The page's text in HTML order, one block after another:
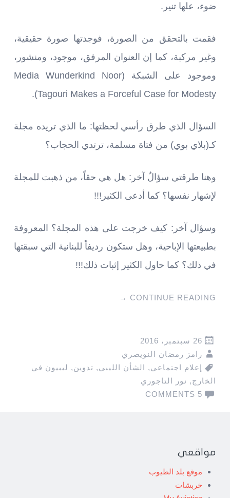
ضوء، علها تنير.
فقمت بالتحقق من الصورة، فوجدتها صورة حقيقية،
وغير مركبة، كما إن العنوان المرفق، موجود، ومنشور،
وموجود على الشبكة (Media Wunderkind Noor
Tagouri Makes a Forceful Case for Modesty).
السؤال الذي طرق رأسي لحظتها: ما الذي تريده مجلة
كـ(بلاي بوي) من فتاة مسلمة، ترتدي الحجاب؟
وهنا طرقتي سؤالٌ آخر: هل هي حقاً، من ذهبت للمجلة
لإشهار نفسها؟ كما أدعى الكثير!!!
وسؤال آخر: كيف خرجت على هذه المجلة؟ المعروفة
بطبيعتها الإباحية، وهل ستكون رديفاً للبنانية التي سبقتها
في ذلك؟ كما حاول الكثير إثبات ذلك!!!
CONTINUE READING
→
26 سبتمبر، 2016
رامز رمضان النويصري
إعلام اجتماعي, الشأن الليبي, تدوين, ليبيون في
الخارج, نور التاجوري
5 COMMENTS
مواقعي
موقع بلد الطيوب
خربشات